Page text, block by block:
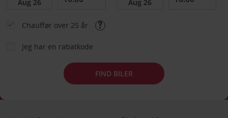
Chauffør over 25 år
Jeg har en rabatkode
FIND BILER